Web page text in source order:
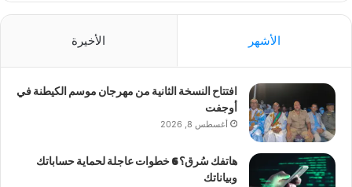
الأشهر الأخيرة
افتتاح النسخة الثانية من مهرجان موسم الكيطنة في
أوجفت
أغسطس 8, 2026
هاتفك سُرق؟ 6 خطوات عاجلة لحماية حساباتك
وبياناتك